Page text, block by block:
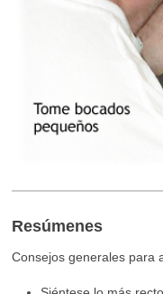
Resúmenes
Consejos generales para